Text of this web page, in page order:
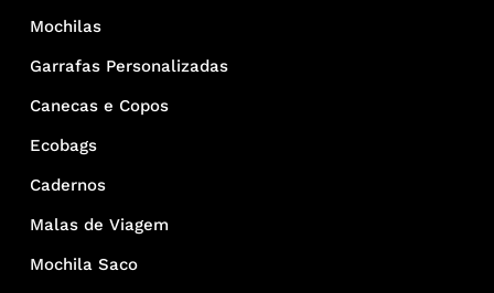
Mochilas
Garrafas Personalizadas
Canecas e Copos
Ecobags
Cadernos
Malas de Viagem
Mochila Saco